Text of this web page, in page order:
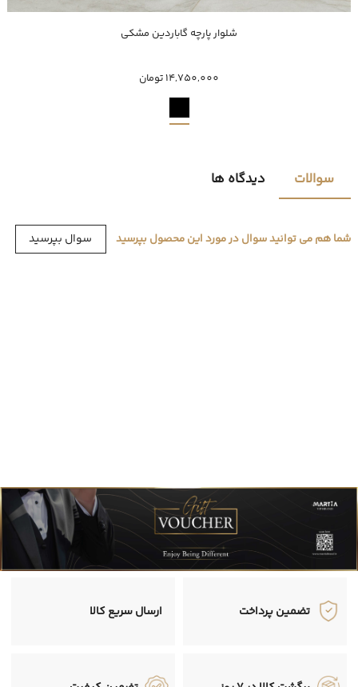
خرید سریع
شلوار پارچه گاباردین مشکی
14,750,000 تومان
سوالات دیدگاه ها
شما هم می توانید سوال در مورد این محصول بپرسید سوال بپرسید
تضمین پرداخت ارسال سریع کالا